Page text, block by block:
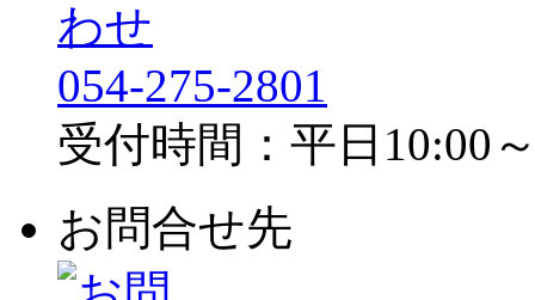
054-275-2801
受付時間：平日10:00
お問合せ先